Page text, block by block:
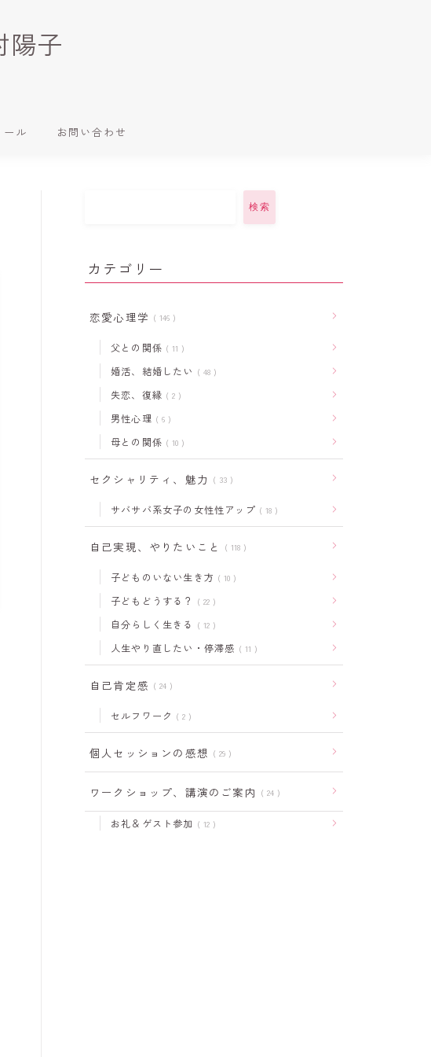
陽子
ール お問い合わせ
検索
カテゴリー
恋愛心理学 146
父との関係 11
婚活、結婚したい 48
失恋、復縁 2
男性心理 6
母との関係 10
セクシャリティ、魅力 33
サバサバ系女子の女性性アップ 18
自己実現、やりたいこと 118
子どものいない生き方 10
子どもどうする？ 22
自分らしく生きる 12
人生やり直したい・停滞感 11
自己肯定感 24
セルフワーク 2
個人セッションの感想 29
ワークショップ、講演のご案内 24
お礼＆ゲスト参加 12